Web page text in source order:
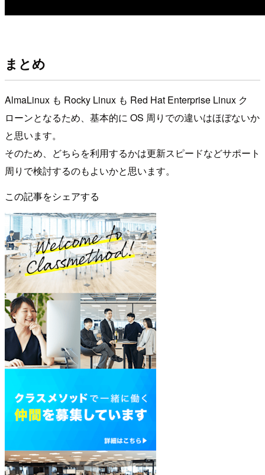
まとめ
AlmaLinux も Rocky Linux も Red Hat Enterprise Linux ク
ローンとなるため、基本的に OS 周りでの違いはほぼないか
と思います。
そのため、どちらを利用するかは更新スピードなどサポート
周りで検討するのもよいかと思います。
この記事をシェアする